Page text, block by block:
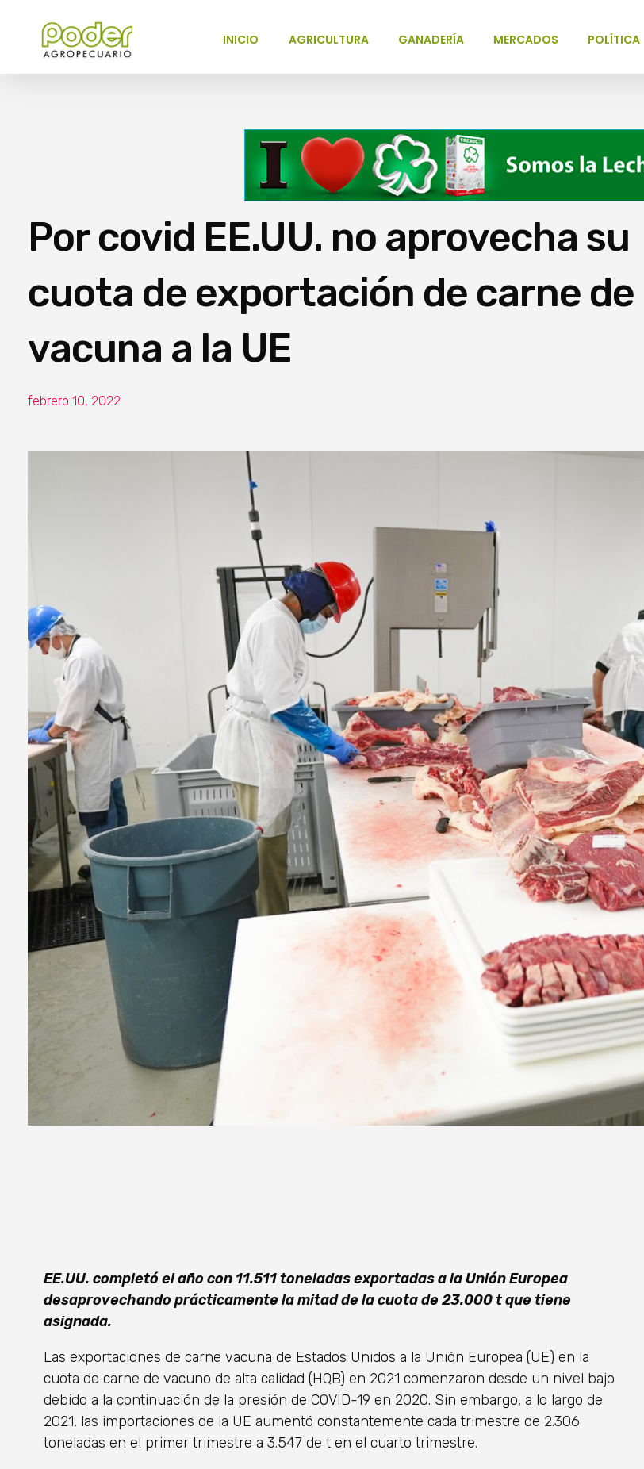
INICIO AGRICULTURA GANADERÍA MERCADOS POLÍTICA
Por covid EE.UU. no aprovecha su
cuota de exportación de carne de
vacuna a la UE
febrero 10, 2022
EE.UU. completó el año con 11.511 toneladas exportadas a la Unión Europea
desaprovechando prácticamente la mitad de la cuota de 23.000 t que tiene
asignada.
Las exportaciones de carne vacuna de Estados Unidos a la Unión Europea (UE) en la
cuota de carne de vacuno de alta calidad (HQB) en 2021 comenzaron desde un nivel bajo
debido a la continuación de la presión de COVID-19 en 2020. Sin embargo, a lo largo de
2021, las importaciones de la UE aumentó constantemente cada trimestre de 2.306
toneladas en el primer trimestre a 3.547 de t en el cuarto trimestre.